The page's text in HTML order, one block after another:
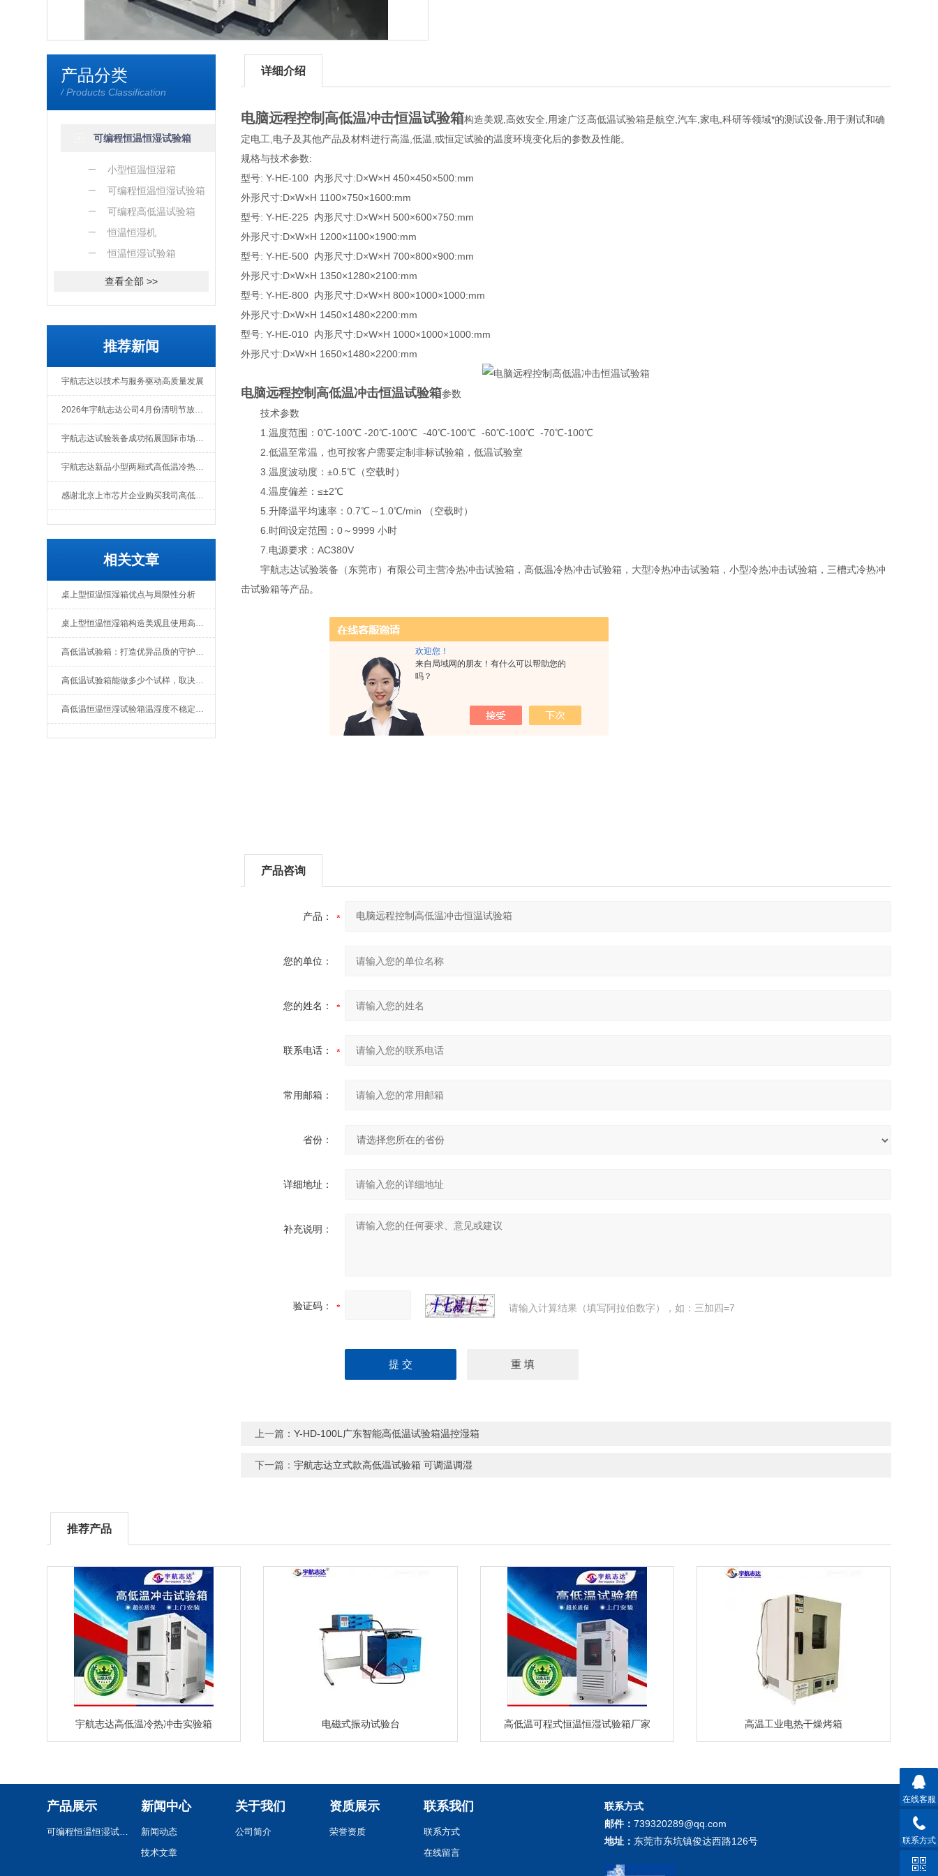
欢迎您！
来自局域网的朋友！有什么可以帮助您的
吗？
产品分类
/ Products Classification
可编程恒温恒湿试验箱
小型恒温恒湿箱
可编程恒温恒湿试验箱
可编程高低温试验箱
恒温恒湿机
恒温恒湿试验箱
查看全部 >>
推荐新闻
宇航志达以技术与服务驱动高质量发展
2026年宇航志达公司4月份清明节放假通知
宇航志达试验装备成功拓展国际市场出口肯尼亚
宇航志达新品小型两厢式高低温冷热冲击试验箱
感谢北京上市芯片企业购买我司高低温冲击热流仪
相关文章
桌上型恒温恒湿箱优点与局限性分析
桌上型恒温恒湿箱构造美观且使用高效安全
高低温试验箱：打造优异品质的守护者！
高低温试验箱能做多少个试样，取决于产品大小
高低温恒温恒湿试验箱温湿度不稳定如何解决
详细介绍
电脑远程控制高低温冲击恒温试验箱构造美观,高效安全,用途广泛高低温试验箱是航空,汽车,家电,科研等领域*的测试设备,用于测试和确
定电工,电子及其他产品及材料进行高温,低温,或恒定试验的温度环境变化后的参数及性能。
规格与技术参数:
型号: Y-HE-100 内形尺寸:D×W×H 450×450×500:mm
外形尺寸:D×W×H 1100×750×1600:mm
型号: Y-HE-225 内形尺寸:D×W×H 500×600×750:mm
外形尺寸:D×W×H 1200×1100×1900:mm
型号: Y-HE-500 内形尺寸:D×W×H 700×800×900:mm
外形尺寸:D×W×H 1350×1280×2100:mm
型号: Y-HE-800 内形尺寸:D×W×H 800×1000×1000:mm
外形尺寸:D×W×H 1450×1480×2200:mm
型号: Y-HE-010 内形尺寸:D×W×H 1000×1000×1000:mm
外形尺寸:D×W×H 1650×1480×2200:mm
电脑远程控制高低温冲击恒温试验箱参数
技术参数
1.温度范围：0℃-100℃ -20℃-100℃ -40℃-100℃ -60℃-100℃ -70℃-100℃
2.低温至常温，也可按客户需要定制非标试验箱，低温试验室
3.温度波动度：±0.5℃（空载时）
4.温度偏差：≤±2℃
5.升降温平均速率：0.7℃～1.0℃/min （空载时）
6.时间设定范围：0～9999 小时
7.电源要求：AC380V
宇航志达试验装备（东莞市）有限公司主营冷热冲击试验箱，高低温冷热冲击试验箱，大型冷热冲击试验箱，小型冷热冲击试验箱，三槽式冷热冲
击试验箱等产品。
产品咨询
产品：
您的单位：
您的姓名：
联系电话：
常用邮箱：
省份：
详细地址：
补充说明：
验证码： 请输入计算结果（填写阿拉伯数字），如：三加四=7
上一篇：Y-HD-100L广东智能高低温试验箱温控湿箱
下一篇：宇航志达立式款高低温试验箱 可调温调湿
推荐产品
宇航志达高低温冷热冲击实验箱 电磁式振动试验台 高低温可程式恒温恒湿试验箱厂家 高温工业电热干燥烤箱
产品展示
可编程恒温恒湿试验箱
新闻中心
新闻动态
技术文章
关于我们
公司简介
资质展示
荣誉资质
联系我们
联系方式
在线留言
联系方式
邮件： 739320289@qq.com
地址： 东莞市东坑镇俊达西路126号
在线客服
联系方式